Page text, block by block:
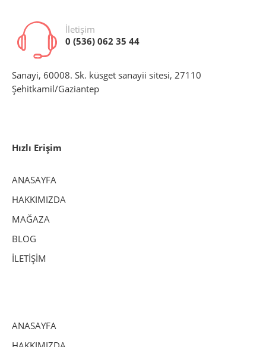
İletişim
0 (536) 062 35 44
Sanayi, 60008. Sk. küsget sanayii sitesi, 27110
Şehitkamil/Gaziantep
Hızlı Erişim
ANASAYFA
HAKKIMIZDA
MAĞAZA
BLOG
İLETİŞİM
ANASAYFA